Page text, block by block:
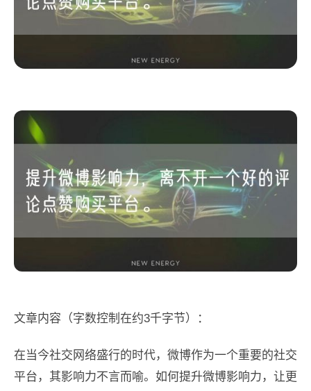
文章内容（字数控制在约3千字节）：
在当今社交网络盛行的时代，微博作为一个重要的社交
平台，其影响力不言而喻。如何提升微博影响力，让更